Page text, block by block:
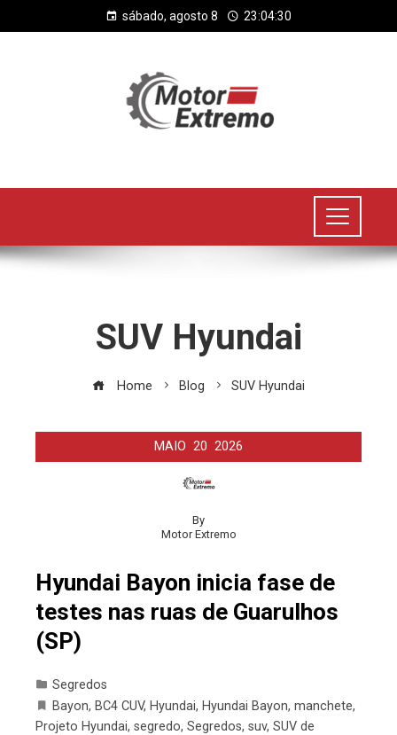
sábado, agosto 8 23:04:31
SUV Hyundai
Home Blog SUV Hyundai
MAIO 20 2026
By
Motor Extremo
Hyundai Bayon inicia fase de
testes nas ruas de Guarulhos
(SP)
Segredos
Bayon, BC4 CUV, Hyundai, Hyundai Bayon, manchete,
Projeto Hyundai, segredo, Segredos, suv, SUV de